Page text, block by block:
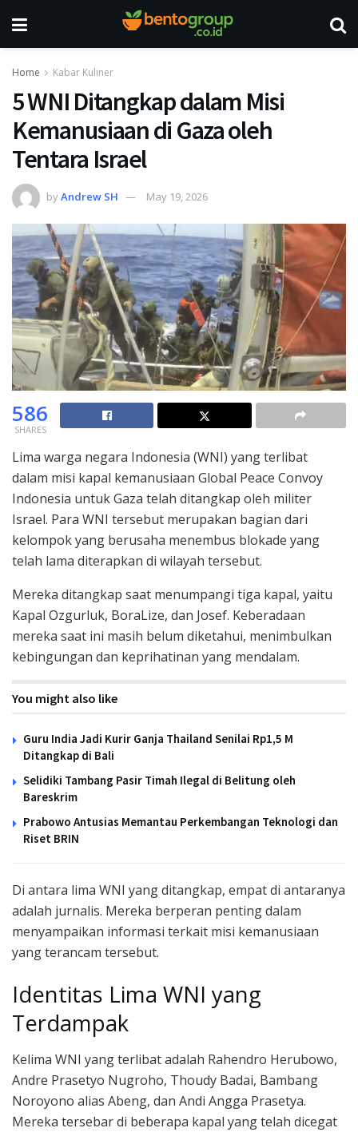
Home Kabar Kuliner
5 WNI Ditangkap dalam Misi
Kemanusiaan di Gaza oleh
Tentara Israel
byAndrew SH May 19, 2026
586
SHARES
Lima warga negara Indonesia (WNI) yang terlibat
dalam misi kapal kemanusiaan Global Peace Convoy
Indonesia untuk Gaza telah ditangkap oleh militer
Israel. Para WNI tersebut merupakan bagian dari
kelompok yang berusaha menembus blokade yang
telah lama diterapkan di wilayah tersebut.
Mereka ditangkap saat menumpangi tiga kapal, yaitu
Kapal Ozgurluk, BoraLize, dan Josef. Keberadaan
mereka saat ini masih belum diketahui, menimbulkan
kebingungan dan keprihatinan yang mendalam.
You might also like
Guru India Jadi Kurir Ganja Thailand Senilai Rp1,5 M
Ditangkap di Bali
Selidiki Tambang Pasir Timah Ilegal di Belitung oleh
Bareskrim
Prabowo Antusias Memantau Perkembangan Teknologi dan
Riset BRIN
Di antara lima WNI yang ditangkap, empat di antaranya
adalah jurnalis. Mereka berperan penting dalam
menyampaikan informasi terkait misi kemanusiaan
yang terancam tersebut.
Identitas Lima WNI yang
Terdampak
Kelima WNI yang terlibat adalah Rahendro Herubowo,
Andre Prasetyo Nugroho, Thoudy Badai, Bambang
Noroyono alias Abeng, dan Andi Angga Prasetya.
Mereka tersebar di beberapa kapal yang telah dicegat